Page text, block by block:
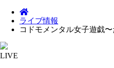
ライブ情報
コドモメンタル女子遊戯
LIVE